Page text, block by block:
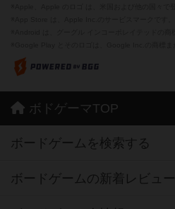
ボドゲーマTOP
ボードゲームを検索する
ボードゲームの新着レビュー